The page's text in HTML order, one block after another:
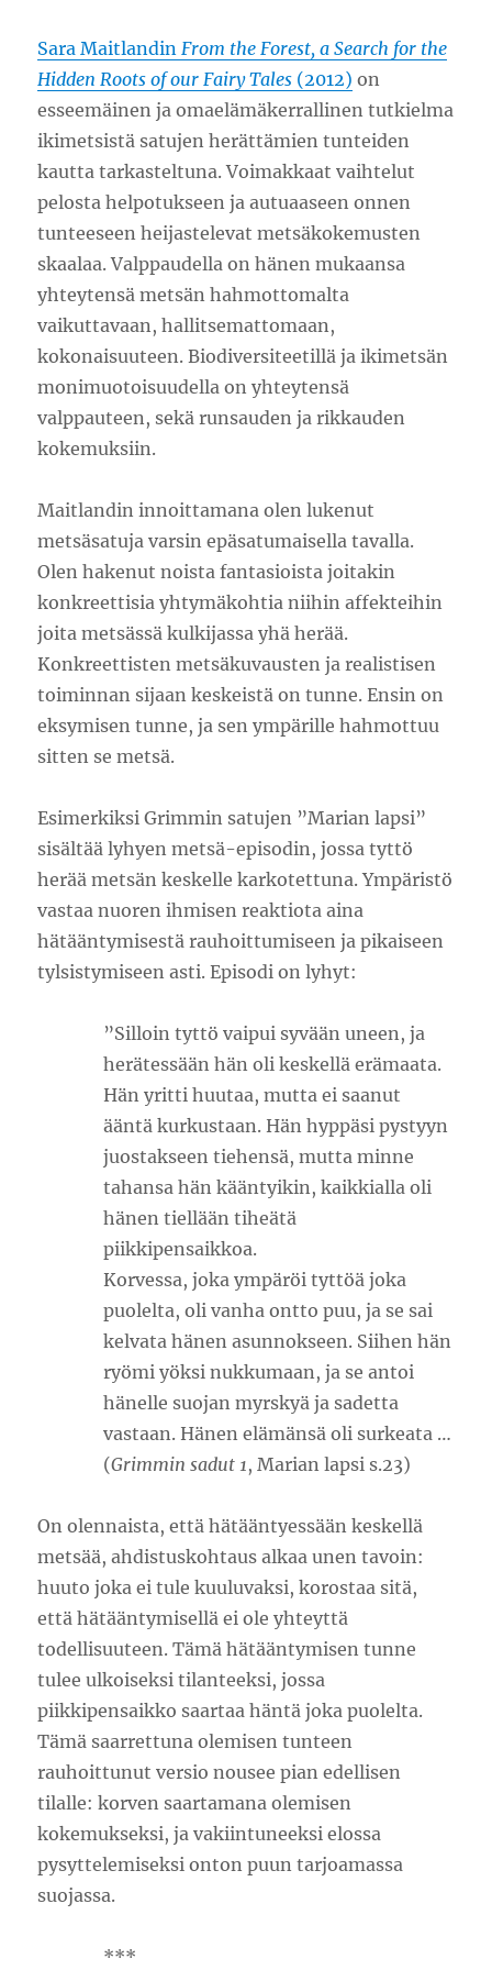
Sara MaitlandinFrom the Forest, a Search for the
Hidden Roots of our Fairy Tales (2012) on
esseemäinen ja omaelämäkerrallinen tutkielma
ikimetsistä satujen herättämien tunteiden
kautta tarkasteltuna. Voimakkaat vaihtelut
pelosta helpotukseen ja autuaaseen onnen
tunteeseen heijastelevat metsäkokemusten
skaalaa. Valppaudella on hänen mukaansa
yhteytensä metsän hahmottomalta
vaikuttavaan, hallitsemattomaan,
kokonaisuuteen. Biodiversiteetillä ja ikimetsän
monimuotoisuudella on yhteytensä
valppauteen, sekä runsauden ja rikkauden
kokemuksiin.
Maitlandin innoittamana olen lukenut
metsäsatuja varsin epäsatumaisella tavalla.
Olen hakenut noista fantasioista joitakin
konkreettisia yhtymäkohtia niihin affekteihin
joita metsässä kulkijassa yhä herää.
Konkreettisten metsäkuvausten ja realistisen
toiminnan sijaan keskeistä on tunne. Ensin on
eksymisen tunne, ja sen ympärille hahmottuu
sitten se metsä.
Esimerkiksi Grimmin satujen ”Marian lapsi”
sisältää lyhyen metsä-episodin, jossa tyttö
herää metsän keskelle karkotettuna. Ympäristö
vastaa nuoren ihmisen reaktiota aina
hätääntymisestä rauhoittumiseen ja pikaiseen
tylsistymiseen asti. Episodi on lyhyt:
”Silloin tyttö vaipui syvään uneen, ja
herätessään hän oli keskellä erämaata.
Hän yritti huutaa, mutta ei saanut
ääntä kurkustaan. Hän hyppäsi pystyyn
juostakseen tiehensä, mutta minne
tahansa hän kääntyikin, kaikkialla oli
hänen tiellään tiheätä
piikkipensaikkoa.
Korvessa, joka ympäröi tyttöä joka
puolelta, oli vanha ontto puu, ja se sai
kelvata hänen asunnokseen. Siihen hän
ryömi yöksi nukkumaan, ja se antoi
hänelle suojan myrskyä ja sadetta
vastaan. Hänen elämänsä oli surkeata …
(Grimmin sadut 1, Marian lapsi s.23)
On olennaista, että hätääntyessään keskellä
metsää, ahdistuskohtaus alkaa unen tavoin:
huuto joka ei tule kuuluvaksi, korostaa sitä,
että hätääntymisellä ei ole yhteyttä
todellisuuteen. Tämä hätääntymisen tunne
tulee ulkoiseksi tilanteeksi, jossa
piikkipensaikko saartaa häntä joka puolelta.
Tämä saarrettuna olemisen tunteen
rauhoittunut versio nousee pian edellisen
tilalle: korven saartamana olemisen
kokemukseksi, ja vakiintuneeksi elossa
pysyttelemiseksi onton puun tarjoamassa
suojassa.
***